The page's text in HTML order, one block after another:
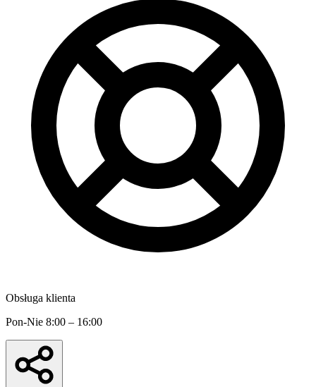
Obsługa klienta
Pon-Nie 8:00 – 16:00